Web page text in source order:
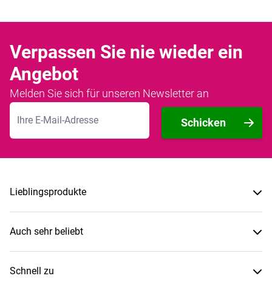
Verpassen Sie nie wieder ein
Angebot
Melden Sie sich für unseren Newsletter an
E-Mailadresse
Schicken
Lieblingsprodukte
Auch sehr beliebt
Schnell zu